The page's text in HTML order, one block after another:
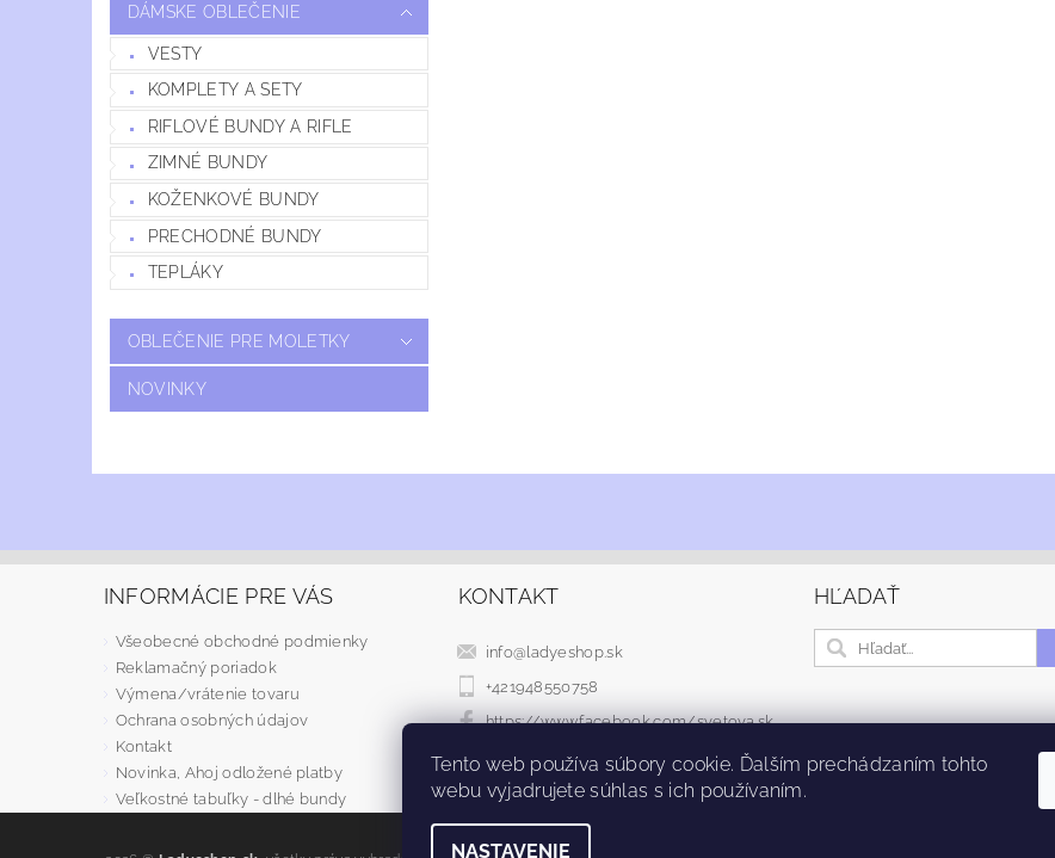
DÁMSKE OBLEČENIE
VESTY
KOMPLETY A SETY
RIFLOVÉ BUNDY A RIFLE
ZIMNÉ BUNDY
KOŽENKOVÉ BUNDY
PRECHODNÉ BUNDY
TEPLÁKY
OBLEČENIE PRE MOLETKY
NOVINKY
INFORMÁCIE PRE VÁS
Všeobecné obchodné podmienky
Reklamačný poriadok
Výmena/vrátenie tovaru
Ochrana osobných údajov
Kontakt
Novinka, Ahoj odložené platby
Veľkostné tabuľky - dlhé bundy
KONTAKT
info@ladyeshop.sk
+421948550758
https://www.facebook.com/svetova.sk
HĽADAŤ
Tento web používa súbory cookie. Ďalším prechádzaním tohto
webu vyjadrujete súhlas s ich používaním.
NASTAVENIE